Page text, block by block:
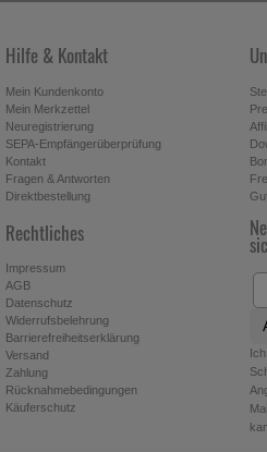
Hilfe & Kontakt
Mein Kundenkonto
Mein Merkzettel
Neuregistrierung
SEPA-Empfängerüberprüfung
Kontakt
Fragen & Antworten
Direktbestellung
Rechtliches
Impressum
AGB
Datenschutz
Widerrufsbelehrung
Barrierefreiheitserklärung
Versand
Zahlung
Rücknahmebedingungen
Käuferschutz